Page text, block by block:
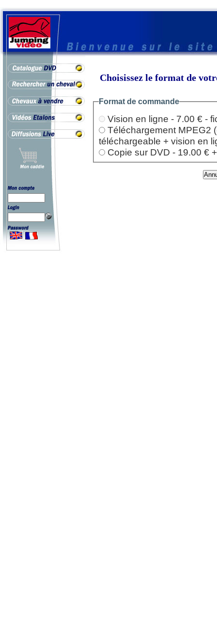
Choisissez le format de
Format de commande
Vision en ligne - 7.00 € -
Téléchargement MPEG2
téléchargeable + vision en
Copie sur DVD - 19.00 €